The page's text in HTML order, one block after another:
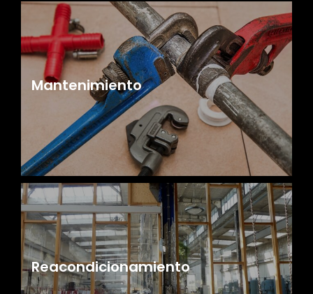
Mantenimiento
Reacondicionamiento